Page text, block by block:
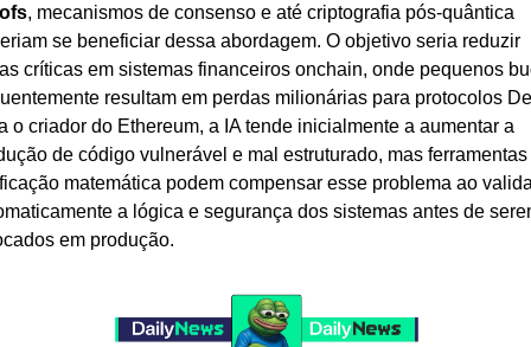
, mecanismos de consenso e até criptografia pós-quântica
se beneficiar dessa abordagem. O objetivo seria reduzir
críticas em sistemas financeiros onchain, onde pequenos
resultam em perdas milionárias para protocolos
o criador do Ethereum, a IA tende inicialmente a aumentar a
de código vulnerável e mal estruturado, mas ferramentas
matemática podem compensar esse problema ao
a lógica e segurança dos sistemas antes de
em produção.